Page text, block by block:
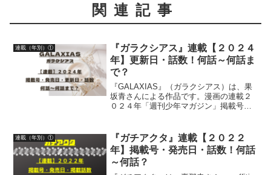
関連記事
連載（年別）①
『ガラクシアス』連載【２０２４
年】更新日・話数！何話～何話ま
で？
『GALAXIAS』（ガラクシアス）は、果
坂青さんによる作品です。漫画の連載２
０２４年「週刊少年マガジン」掲載号・
詳しく紹介しています
連載（年別）①
『ガチアクタ』連載【２０２２
年】掲載号・発売日・話数！何話
～何話？